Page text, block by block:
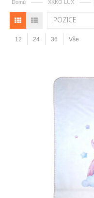
Domů —— XKKO LUX ——
POZICE
12 24 36 Vše